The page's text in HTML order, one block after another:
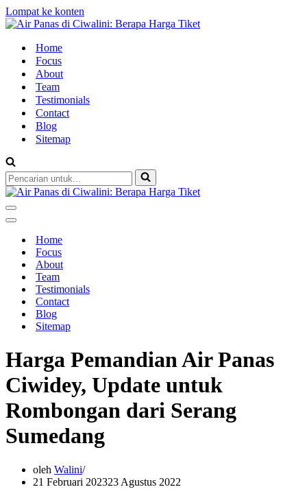
Lompat ke konten
Home
Focus
About
Team
Testimonials
Contact
Blog
Sitemap
Pencarian
untuk...
Menu
Navigasi
Menu
NavigasiHome
Focus
About
Team
Testimonials
Contact
Blog
Sitemap
Harga Pemandian Air Panas
Ciwidey, Update untuk
Rombongan dari Serang
Sumedang
oleh Walini
21 Februari 202323 Agustus 2022